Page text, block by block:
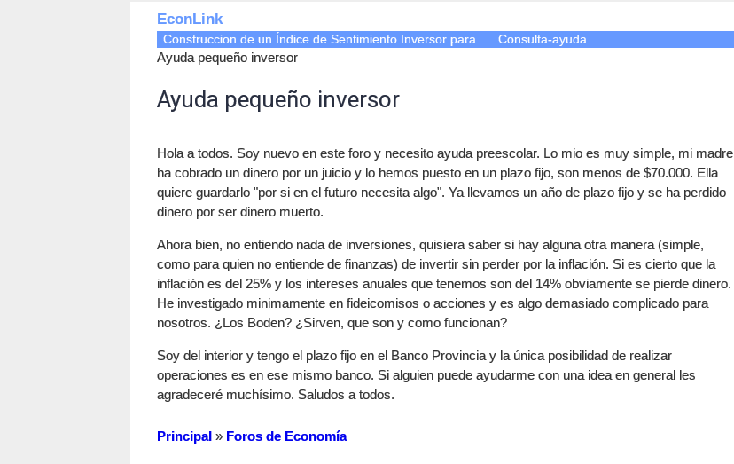
EconLink
Construccion de un Índice de Sentimiento Inversor para... Consulta-ayuda
Ayuda pequeño inversor
Ayuda pequeño inversor
Hola a todos. Soy nuevo en este foro y necesito ayuda preescolar. Lo mio es muy simple, mi madre
ha cobrado un dinero por un juicio y lo hemos puesto en un plazo fijo, son menos de $70.000. Ella
quiere guardarlo "por si en el futuro necesita algo". Ya llevamos un año de plazo fijo y se ha perdido
dinero por ser dinero muerto.
Ahora bien, no entiendo nada de inversiones, quisiera saber si hay alguna otra manera (simple,
como para quien no entiende de finanzas) de invertir sin perder por la inflación. Si es cierto que la
inflación es del 25% y los intereses anuales que tenemos son del 14% obviamente se pierde dinero.
He investigado minimamente en fideicomisos o acciones y es algo demasiado complicado para
nosotros. ¿Los Boden? ¿Sirven, que son y como funcionan?
Soy del interior y tengo el plazo fijo en el Banco Provincia y la única posibilidad de realizar
operaciones es en ese mismo banco. Si alguien puede ayudarme con una idea en general les
agradeceré muchísimo. Saludos a todos.
Principal » Foros de Economía